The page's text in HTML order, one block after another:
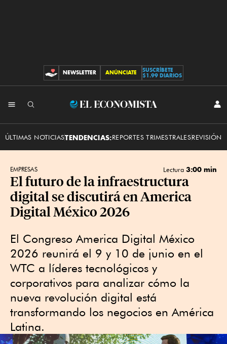
CONTRIBUCIONES
NEWSLETTER ANÚNCIATE
SUSCRÍBETE
$1.99 DIARIOS
El
ÚLTIMAS NOTICIASTENDENCIAS:REPORTES TRIMESTRALESREVISIÓN
EMPRESAS Lectura 3:00 min
El futuro de la infraestructura
digital se discutirá en America
Digital México 2026
El Congreso America Digital México
2026 reunirá el 9 y 10 de junio en el
WTC a líderes tecnológicos y
corporativos para analizar cómo la
nueva revolución digital está
transformando los negocios en América
Latina.